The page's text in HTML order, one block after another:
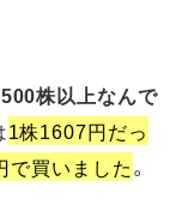
株以上なんで
1株1607円だっ
で買いました。